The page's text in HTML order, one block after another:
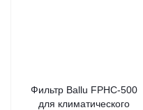
Фильтр Ballu FPHC-500
для климатического